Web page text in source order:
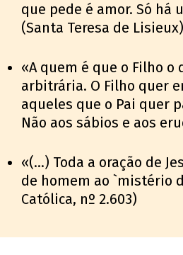
que pede é amor. Só há
(Santa Teresa de Lisieux)
«A quem é que o Filho o
arbitrária. O Filho quer
aqueles que o Pai quer
Não aos sábios e aos
«(...) Toda a oração de
de homem ao `mistério
Católica, nº 2.603)